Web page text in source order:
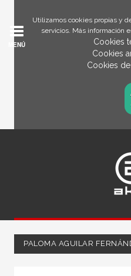
Utilizamos cookies propias y
servicios. Más información
Cookies
Cookies
Cookies
MENÚ
PALOMA AGUILAR